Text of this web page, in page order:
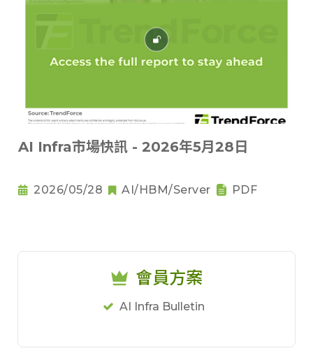
AI Infra市場快訊 - 2026年5月28日
2026/05/28 AI/HBM/Server PDF
會員方案
AI Infra Bulletin